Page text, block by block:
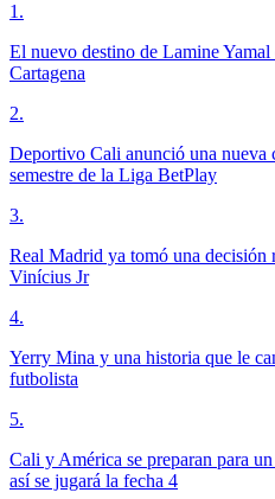
1 .
El nuevo destino de Lamine
Cartagena
2.
Deportivo Cali anunció una nueva
semestre de la Liga BetPlay
3.
Real Madrid ya tomó una decisión
Vinícius Jr
4.
Yerry Mina y una historia que le
futbolista
5.
Cali y América se preparan para
así se jugará la fecha 4